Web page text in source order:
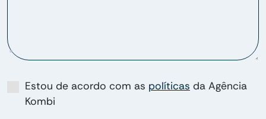
Estou de acordo com as políticas da Agência
Kombi